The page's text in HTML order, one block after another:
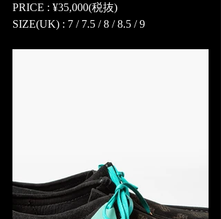
PRICE : ¥35,000(税抜)
SIZE(UK) : 7 / 7.5 / 8 / 8.5 / 9